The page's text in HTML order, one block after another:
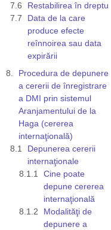
Restabilirea în drepturi
Data de la care
produce efecte
reînnoirea sau data
expirării
Procedura de depunere
a cererii de înregistrare
a DMI prin sistemul
Aranjamentului de la
Haga (cererea
internaţională)
Depunerea cererii
internaţionale
Cine poate
depune cererea
internaţională
Modalităţi de
depunere a